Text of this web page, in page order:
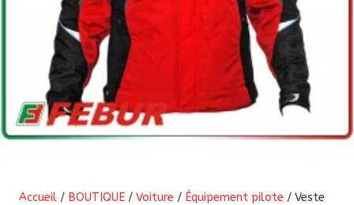
Accueil / BOUTIQUE / Voiture / Équipement pilote / Veste